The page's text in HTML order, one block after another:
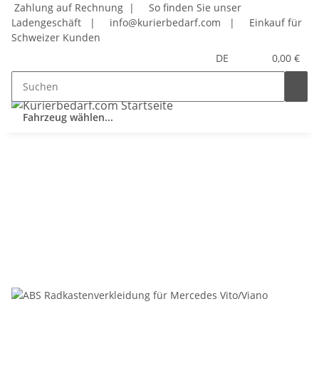
Zahlung auf Rechnung |
So finden Sie unser
Ladengeschäft
| info@kurierbedarf.com |
Einkauf für
Schweizer Kunden
DE
0,00 €
Fahrzeug wählen...